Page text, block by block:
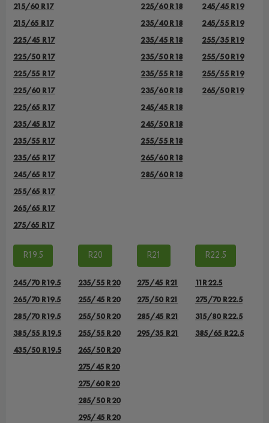
215/60 R17
215/65 R17
225/45 R17
225/50 R17
225/55 R17
225/60 R17
225/65 R17
235/45 R17
235/55 R17
235/65 R17
245/65 R17
255/65 R17
265/65 R17
275/65 R17
225/60 R18
235/40 R18
235/45 R18
235/50 R18
235/55 R18
235/60 R18
245/45 R18
245/50 R18
255/55 R18
265/60 R18
285/60 R18
245/45 R19
245/55 R19
255/35 R19
255/50 R19
255/55 R19
265/50 R19
R19.5
245/70 R19.5
265/70 R19.5
285/70 R19.5
385/55 R19.5
435/50 R19.5
R20
235/55 R20
255/45 R20
255/50 R20
255/55 R20
265/50 R20
275/45 R20
275/60 R20
285/50 R20
295/45 R20
R21
275/45 R21
275/50 R21
285/45 R21
295/35 R21
R22.5
11R22.5
275/70 R22.5
315/80 R22.5
385/65 R22.5